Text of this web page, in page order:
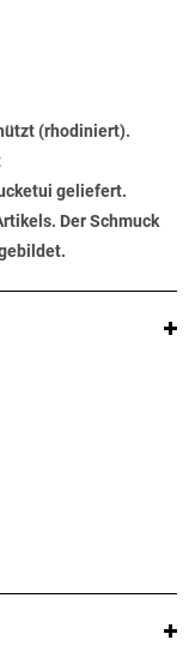
(rhodiniert).
geliefert.
Der Schmuck